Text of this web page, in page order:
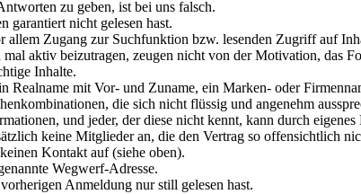
zu geben, ist bei uns falsch.
garantiert nicht gelesen hast.
Zugang zur Suchfunktion bzw. lesenden Zugriff auf
aktiv beizutragen, zeugen nicht von der Motivation, das
Inhalte.
mit Vor- und Zuname, ein Marken- oder
die sich nicht flüssig und angenehm
und jeder, der diese nicht kennt, kann durch
keine Mitglieder an, die den Vertrag so offensichtlich
Kontakt auf (siehe oben).
Wegwerf-Adresse.
Anmeldung nur still gelesen hast.